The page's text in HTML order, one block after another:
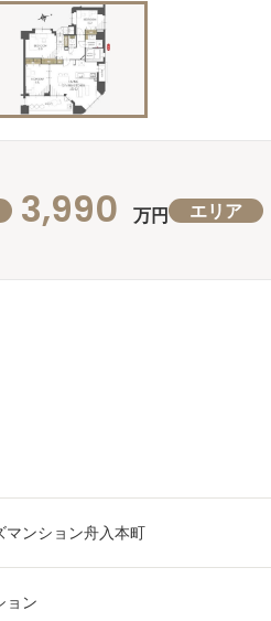
3,990 万円 エリア
マンション舟入本町
ョン